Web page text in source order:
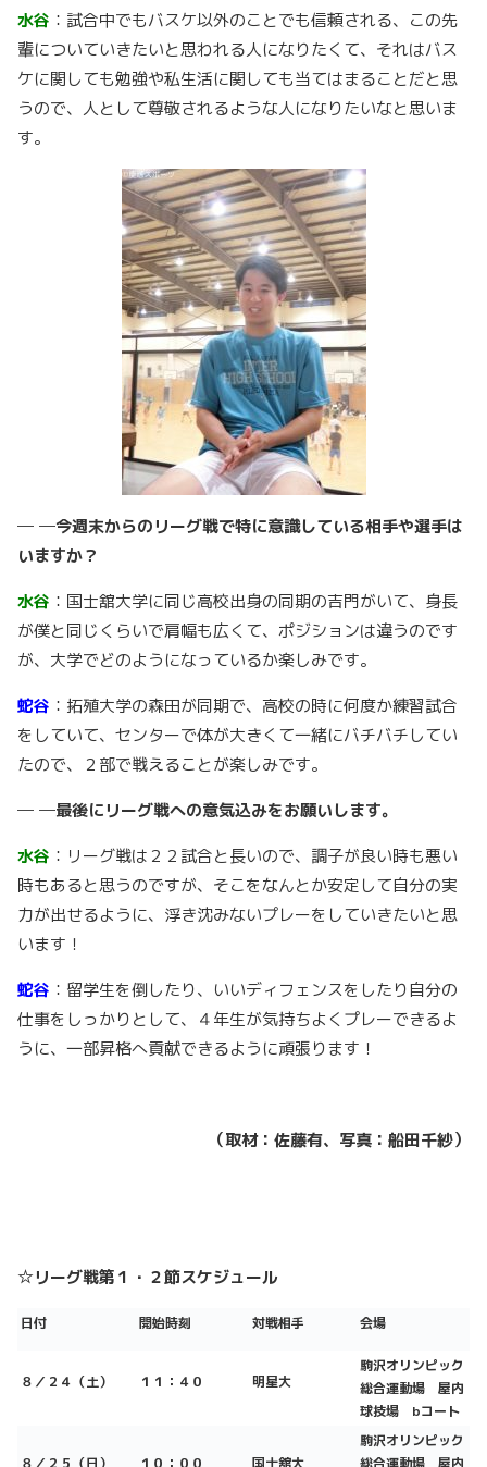
水谷 ：試合中でもバスケ以外のことでも信頼される、この先
輩についていきたいと思われる人になりたくて、それはバス
ケに関しても勉強や私生活に関しても当てはまることだと思
うので、人として尊敬されるような人になりたいなと思いま
す。
─ ─今週末からのリーグ戦で特に意識している相手や選手は
いますか？
水谷 ：国士舘大学に同じ高校出身の同期の吉門がいて、身長
が僕と同じくらいで肩幅も広くて、ポジションは違うのです
が、大学でどのようになっているか楽しみです。
蛇谷 ：拓殖大学の森田が同期で、高校の時に何度か練習試合
をしていて、センターで体が大きくて一緒にバチバチしてい
たので、２部で戦えることが楽しみです。
─ ─最後にリーグ戦への意気込みをお願いします。
水谷 ：リーグ戦は２２試合と長いので、調子が良い時も悪い
時もあると思うのですが、そこをなんとか安定して自分の実
力が出せるように、浮き沈みないプレーをしていきたいと思
います！
蛇谷 ：留学生を倒したり、いいディフェンスをしたり自分の
仕事をしっかりとして、４年生が気持ちよくプレーできるよ
うに、一部昇格へ貢献できるように頑張ります！
（取材：佐藤有、写真：船田千紗）
☆リーグ戦第１・２節スケジュール
日付 開始時刻 対戦相手 会場
８／２４（土） １１：４０ 明星大
駒沢オリンピック
総合運動場 屋内
球技場 bコート
８／２５（日） １０：００ 国士舘大
駒沢オリンピック
総合運動場 屋内